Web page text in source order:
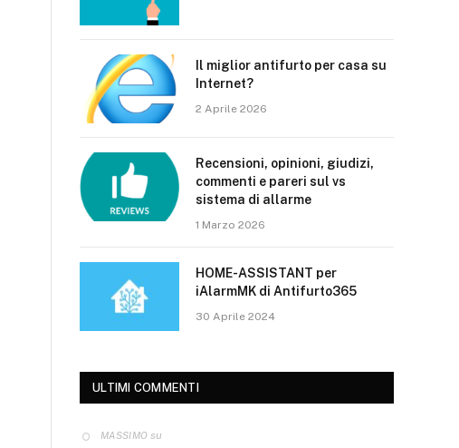
Il miglior antifurto per casa su
Internet?
2 Aprile 2026
Recensioni, opinioni, giudizi,
commenti e pareri sul vs
sistema di allarme
1 Marzo 2026
HOME-ASSISTANT per
iAlarmMK di Antifurto365
30 Aprile 2024
ULTIMI COMMENTI
MASSIMO su